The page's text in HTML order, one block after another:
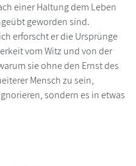
einer Haltung dem Leben
geworden sind.
erforscht er die Ursprünge
vom Witz und von der
sie ohne den Ernst des
Mensch zu sein,
sondern es in etwas